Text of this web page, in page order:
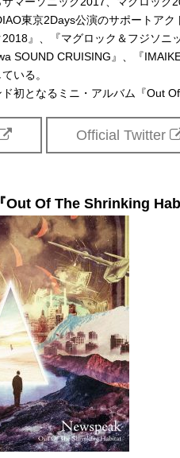
東京2Days公演のサポートア
』、『マグロック＆フジソ
SOUND CRUISING』、『
いる。
初となるミニ・アルバム『Out
Official Twitter
Of The Shrinking